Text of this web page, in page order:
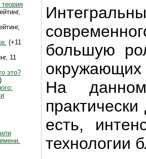
(+11
11
это?
большую
На
есть,
технологии